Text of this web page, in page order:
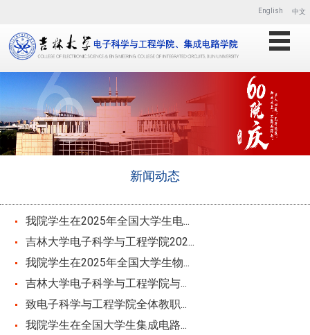
English 中文
新闻动态
我院学生在2025年全国大学生电...
吉林大学电子科学与工程学院202...
我院学生在2025年全国大学生物...
吉林大学电子科学与工程学院与...
致电子科学与工程学院全体教职...
我院学生在全国大学生集成电路...